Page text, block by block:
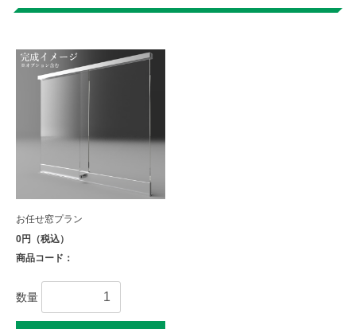
お任せ窓プラン
0円（税込）
商品コード：
数量